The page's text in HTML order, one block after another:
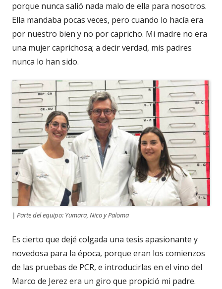
porque nunca salió nada malo de ella para nosotros.
Ella mandaba pocas veces, pero cuando lo hacía era
por nuestro bien y no por capricho. Mi madre no era
una mujer caprichosa; a decir verdad, mis padres
nunca lo han sido.
| Parte del equipo: Yumara, Nico y Paloma
Es cierto que dejé colgada una tesis apasionante y
novedosa para la época, porque eran los comienzos
de las pruebas de PCR, e introducirlas en el vino del
Marco de Jerez era un giro que propició mi padre.